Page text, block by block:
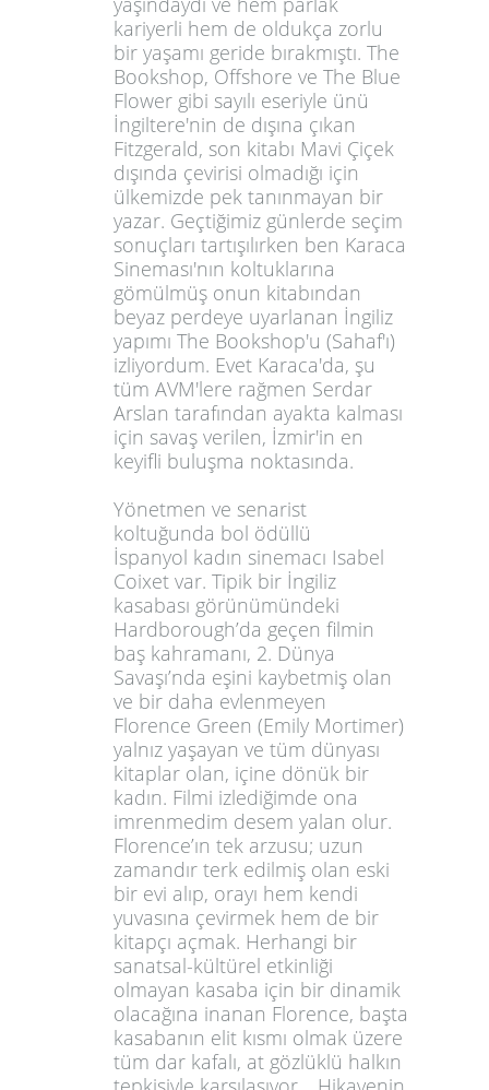
kariyerli hem de oldukça zorlu
bir yaşamı geride bırakmıştı. The
Bookshop, Offshore ve The Blue
Flower gibi sayılı eseriyle ünü
İngiltere'nin de dışına çıkan
Fitzgerald, son kitabı Mavi Çiçek
dışında çevirisi olmadığı için
ülkemizde pek tanınmayan bir
yazar. Geçtiğimiz günlerde seçim
sonuçları tartışılırken ben Karaca
Sineması'nın koltuklarına
gömülmüş onun kitabından
beyaz perdeye uyarlanan İngiliz
yapımı The Bookshop'u (Sahaf'ı)
izliyordum. Evet Karaca'da, şu
tüm AVM'lere rağmen Serdar
Arslan tarafından ayakta kalması
için savaş verilen, İzmir'in en
keyifli buluşma noktasında.
Yönetmen ve senarist
koltuğunda bol ödüllü
İspanyol kadın sinemacı Isabel
Coixet var. Tipik bir İngiliz
kasabası görünümündeki
Hardborough’da geçen filmin
baş kahramanı, 2. Dünya
Savaşı’nda eşini kaybetmiş olan
ve bir daha evlenmeyen
Florence Green (Emily Mortimer)
yalnız yaşayan ve tüm dünyası
kitaplar olan, içine dönük bir
kadın. Filmi izlediğimde ona
imrenmedim desem yalan olur.
Florence’ın tek arzusu; uzun
zamandır terk edilmiş olan eski
bir evi alıp, orayı hem kendi
yuvasına çevirmek hem de bir
kitapçı açmak. Herhangi bir
sanatsal-kültürel etkinliği
olmayan kasaba için bir dinamik
olacağına inanan Florence, başta
kasabanın elit kısmı olmak üzere
tüm dar kafalı, at gözlüklü halkın